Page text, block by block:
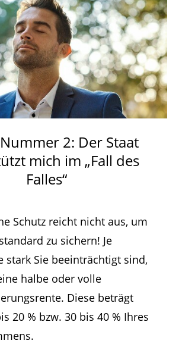
2: Der Staat
mich im „Fall des
Falles“
Schutz reicht nicht aus, um
zu sichern! Je
stark Sie beeinträchtigt sind,
halbe oder volle
Diese beträgt
20 % bzw. 30 bis 40 % Ihres